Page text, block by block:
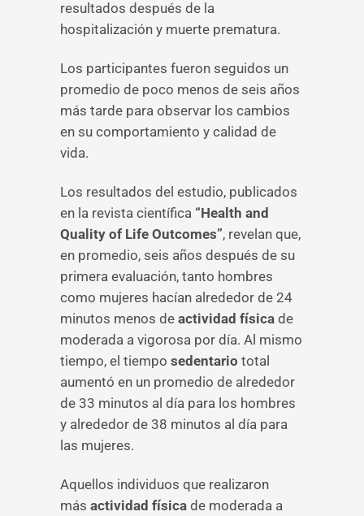
resultados después de la
hospitalización y muerte prematura.
Los participantes fueron seguidos un
promedio de poco menos de seis años
más tarde para observar los cambios
en su comportamiento y calidad de
vida.
Los resultados del estudio, publicados
en la revista científica “Health and
Quality of Life Outcomes”, revelan que,
en promedio, seis años después de su
primera evaluación, tanto hombres
como mujeres hacían alrededor de 24
minutos menos de actividad física de
moderada a vigorosa por día. Al mismo
tiempo, el tiempo sedentario total
aumentó en un promedio de alrededor
de 33 minutos al día para los hombres
y alrededor de 38 minutos al día para
las mujeres.
Aquellos individuos que realizaron
más actividad física de moderada a